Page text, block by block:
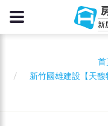
新
首
新竹國雄建設【天